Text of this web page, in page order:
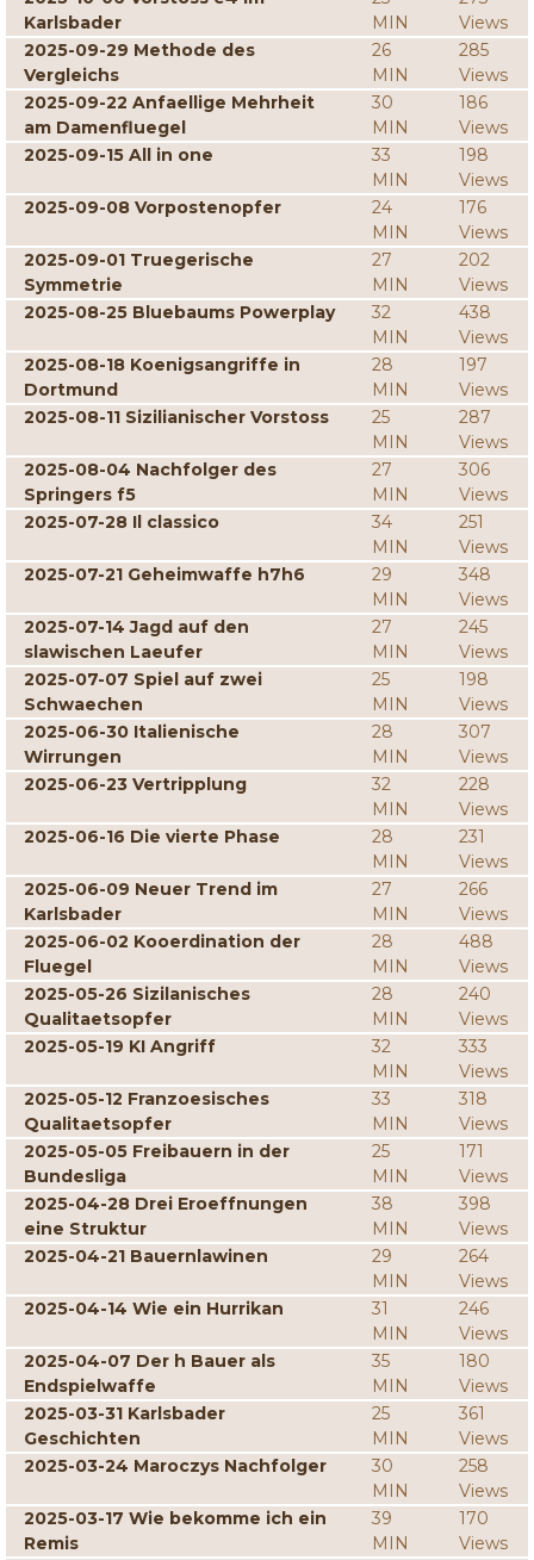
Karlsbader
MIN
Views
2025-09-29 Methode des
Vergleichs
26
MIN
285
Views
2025-09-22 Anfaellige Mehrheit
am Damenfluegel
30
MIN
186
Views
2025-09-15 All in one
33
MIN
198
Views
2025-09-08 Vorpostenopfer
24
MIN
176
Views
2025-09-01 Truegerische
Symmetrie
27
MIN
202
Views
2025-08-25 Bluebaums Powerplay
32
MIN
438
Views
2025-08-18 Koenigsangriffe in
Dortmund
28
MIN
197
Views
2025-08-11 Sizilianischer Vorstoss
25
MIN
287
Views
2025-08-04 Nachfolger des
Springers f5
27
MIN
306
Views
2025-07-28 Il classico
34
MIN
251
Views
2025-07-21 Geheimwaffe h7h6
29
MIN
348
Views
2025-07-14 Jagd auf den
slawischen Laeufer
27
MIN
245
Views
2025-07-07 Spiel auf zwei
Schwaechen
25
MIN
198
Views
2025-06-30 Italienische
Wirrungen
28
MIN
307
Views
2025-06-23 Vertripplung
32
MIN
228
Views
2025-06-16 Die vierte Phase
28
MIN
231
Views
2025-06-09 Neuer Trend im
Karlsbader
27
MIN
266
Views
2025-06-02 Kooerdination der
Fluegel
28
MIN
488
Views
2025-05-26 Sizilanisches
Qualitaetsopfer
28
MIN
240
Views
2025-05-19 KI Angriff
32
MIN
333
Views
2025-05-12 Franzoesisches
Qualitaetsopfer
33
MIN
318
Views
2025-05-05 Freibauern in der
Bundesliga
25
MIN
171
Views
2025-04-28 Drei Eroeffnungen
eine Struktur
38
MIN
398
Views
2025-04-21 Bauernlawinen
29
MIN
264
Views
2025-04-14 Wie ein Hurrikan
31
MIN
246
Views
2025-04-07 Der h Bauer als
Endspielwaffe
35
MIN
180
Views
2025-03-31 Karlsbader
Geschichten
25
MIN
361
Views
2025-03-24 Maroczys Nachfolger
30
MIN
258
Views
2025-03-17 Wie bekomme ich ein
Remis
39
MIN
170
Views